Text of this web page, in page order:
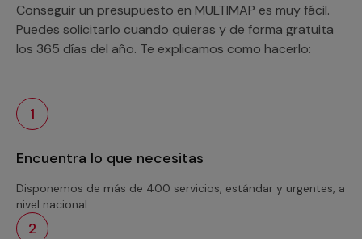
Conseguir un presupuesto en MULTIMAP es muy fácil.
Puedes solicitarlo cuando quieras y de forma gratuita
los 365 días del año. Te explicamos como hacerlo:
1
Encuentra lo que necesitas
Disponemos de más de 400 servicios, estándar y urgentes, a
nivel nacional.
2